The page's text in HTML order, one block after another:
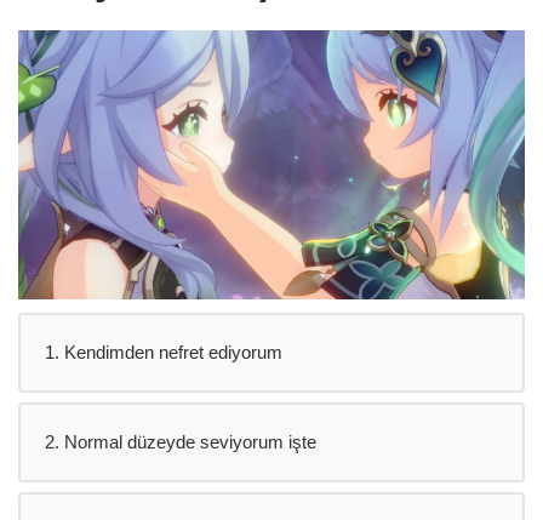
1. Kendimden nefret ediyorum
2. Normal düzeyde seviyorum işte